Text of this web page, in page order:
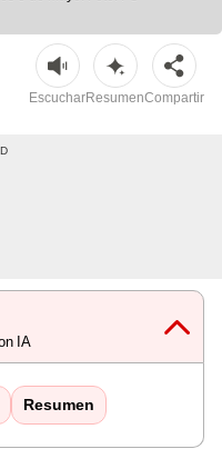
EscucharResumenCompartir
IA
Resumen